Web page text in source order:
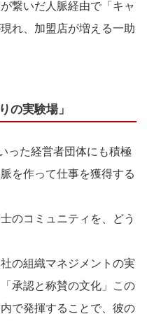
繋いだ人脈経由で「キャ
れ、加盟店が増える一助
の実験場」
った経営者団体にも積極
を作って仕事を獲得する
のコミュニティを、どう
の組織マネジメントの実
承認と称賛の文化」この
で発揮することで、彼の